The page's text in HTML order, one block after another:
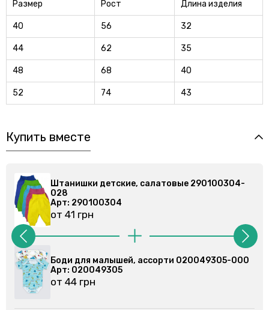
Размер Рост Длина изделия
40 56 32
44 62 35
48 68 40
52 74 43
Купить вместе
детские, салатовые 290100304-
грн
для малышей, ассорти 020049305-000
грн
Штанишки
Боди для